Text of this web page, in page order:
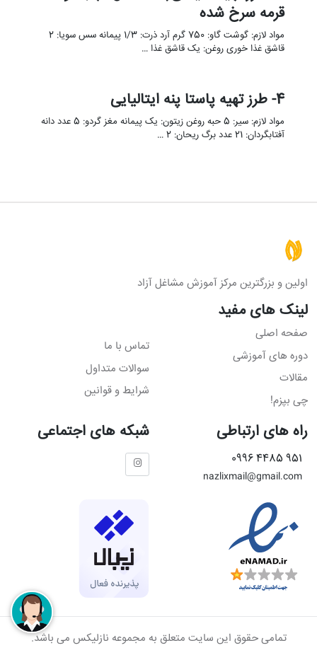
قرمه سرخ شده
مواد لازم: گوشت گاو: 750 گرم آرد ذرت: 1/3 پیمانه سس سویا: 2
قاشق غذا خوری روغن: یک قاشق غذا …
4- طرز تهیه پاستا پنه ایتالیایی
مواد لازم: سیر: 5 حبه روغن زیتون: یک پیمانه مغز گردو: 5 عدد دانه
آفتابگردان: 21 عدد برگ ریحان: 2 …
اولین و بزرگترین مرکز آموزش مشاغل آزاد
لینک های مفید
صفحه اصلی
دوره های آموزشی
مقالات
چی بپزم!
تماس با ما
سوالات متداول
شرایط و قوانین
راه های ارتباطی
951 4485 0996
nazlixmail@gmail.com
شبکه های اجتماعی
تمامی حقوق این سایت متعلق به مجموعه نازلیکس می باشد.